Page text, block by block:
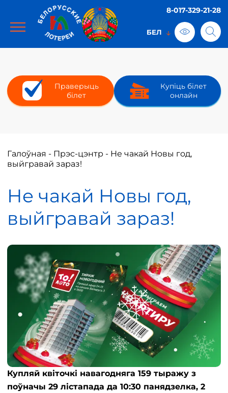
8-017-329-21-28
Праверыць
білет
Купіць білет
онлайн
Галоўная - Прэс-цэнтр - Не чакай Новы год,
выйгравай зараз!
Не чакай Новы год,
выйгравай зараз!
Купляй квіточкі навагодняга 159 тыражу з
поўначы 29 лістапада да 10:30 панядзелка, 2